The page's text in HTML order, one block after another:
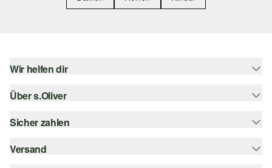
Wir helfen dir
Hilfe & FAQ
Größenberatung
Über s.Oliver
s.Oliver Magazin
Whatsapp
Sicher zahlen
Rechnung
Versand